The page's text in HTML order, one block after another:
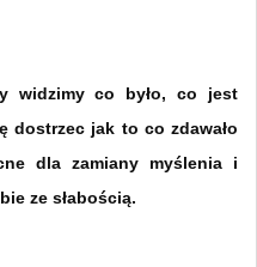
widzimy co było, co jest
dostrzec jak to co zdawało
dla zamiany myślenia i
ze słabością.